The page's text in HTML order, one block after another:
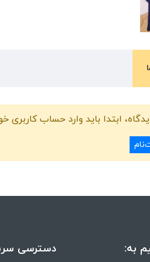
ابتدا باید وارد حساب کاربری
به: دسترسی